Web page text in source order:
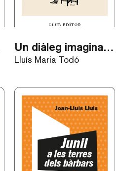
Un diàleg imaginari / eBook
Lluís Maria Todó